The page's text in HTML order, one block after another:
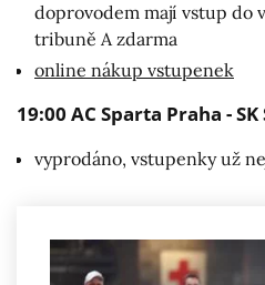
doprovodem mají vstup do
tribuně A zdarma
online nákup vstupenek
19:00 AC Sparta Praha -
vyprodáno, vstupenky už